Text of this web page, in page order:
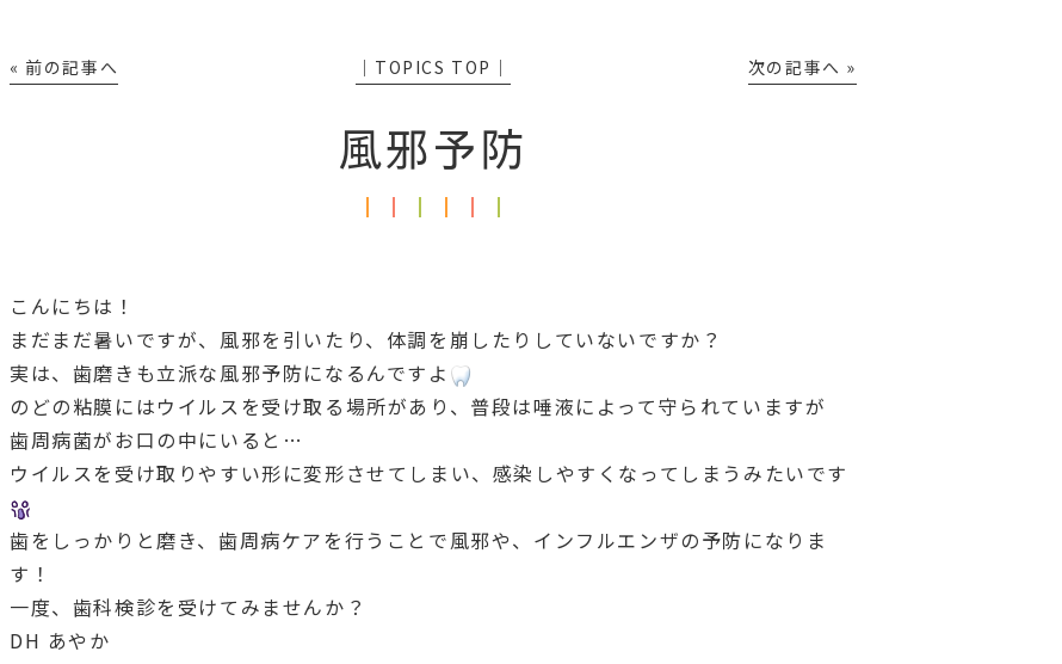
« 前の記事へ │TOPICS TOP│ 次の記事へ »
風邪予防
こんにちは！
まだまだ暑いですが、風邪を引いたり、体調を崩したりしていないですか？
実は、歯磨きも立派な風邪予防になるんですよ
のどの粘膜にはウイルスを受け取る場所があり、普段は唾液によって守られていますが
歯周病菌がお口の中にいると…
ウイルスを受け取りやすい形に変形させてしまい、感染しやすくなってしまうみたいです
歯をしっかりと磨き、歯周病ケアを行うことで風邪や、インフルエンザの予防になりま
す！
一度、歯科検診を受けてみませんか？
DH あやか